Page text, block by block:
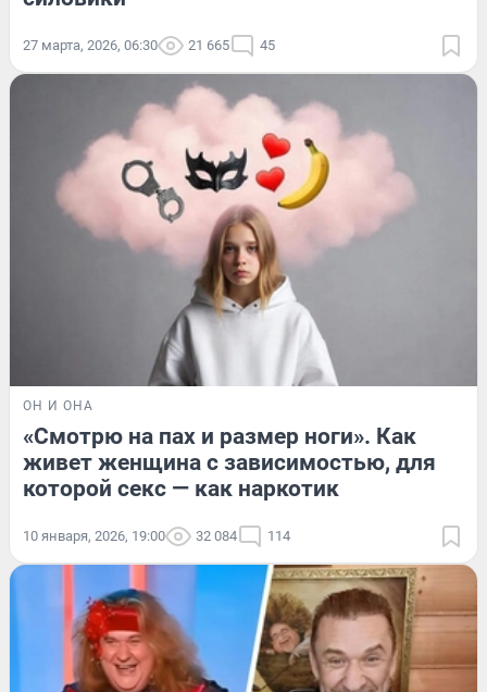
27 марта, 2026, 06:30 21 665 45
ОН И ОНА
«Смотрю на пах и размер ноги». Как
живет женщина с зависимостью, для
которой секс — как наркотик
10 января, 2026, 19:00 32 084 114